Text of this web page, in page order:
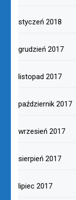
styczeń 2018
grudzień 2017
listopad 2017
październik 2017
wrzesień 2017
sierpień 2017
lipiec 2017